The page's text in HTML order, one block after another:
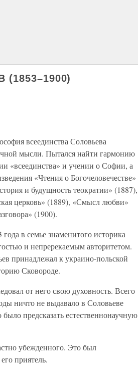
всеединства Соловьева
мысли. Пытался найти гармонию
«всеединства» и учении о Софии, а
«Чтения о Богочеловечестве»
и будущность теократии» (1887),
церковь» (1889), «Смысл любви»
(1900).
в семье знаменитого историка
и непререкаемым авторитетом.
принадлежал к украино-польской
Сковороде.
от него свою духовность. Всего
ничто не выдавало в Соловьеве
предсказать естественнонаучную
убежденного. Это был
приятель.